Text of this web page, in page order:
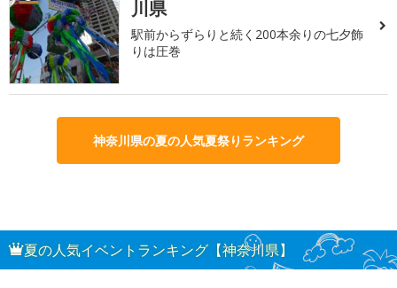
川県
駅前からずらりと続く200本余りの七夕飾
りは圧巻
神奈川県の夏の人気夏祭りランキング
夏の人気イベントランキング【神奈川県】